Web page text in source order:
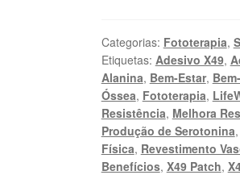
Categorias: Fototerapia,
Etiquetas: Adesivo X49,
Alanina, Bem-Estar,
Óssea, Fototerapia,
Resistência, Melhora
Produção de Serotonina
Física, Revestimento
Benefícios, X49 Patch,